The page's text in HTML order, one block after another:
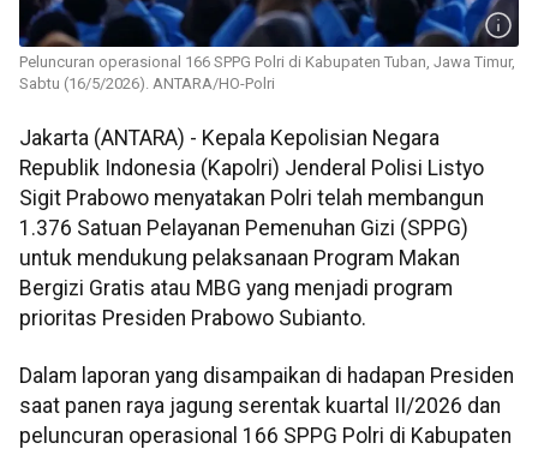
Peluncuran operasional 166 SPPG Polri di Kabupaten Tuban, Jawa Timur,
Sabtu (16/5/2026). ANTARA/HO-Polri
Jakarta (ANTARA) - Kepala Kepolisian Negara
Republik Indonesia (Kapolri) Jenderal Polisi Listyo
Sigit Prabowo menyatakan Polri telah membangun
1.376 Satuan Pelayanan Pemenuhan Gizi (SPPG)
untuk mendukung pelaksanaan Program Makan
Bergizi Gratis atau MBG yang menjadi program
prioritas Presiden Prabowo Subianto.
Dalam laporan yang disampaikan di hadapan Presiden
saat panen raya jagung serentak kuartal II/2026 dan
peluncuran operasional 166 SPPG Polri di Kabupaten